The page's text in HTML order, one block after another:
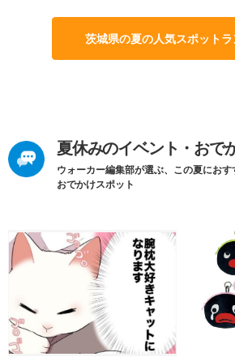
茨城県の夏の人気スポット
夏休みのイベント・おで
ウォーカー編集部が選ぶ、この夏におす
おでかけスポット